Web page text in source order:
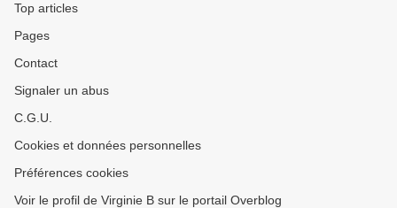
Top articles
Pages
Contact
Signaler un abus
C.G.U.
Cookies et données personnelles
Préférences cookies
Voir le profil de Virginie B sur le portail Overblog